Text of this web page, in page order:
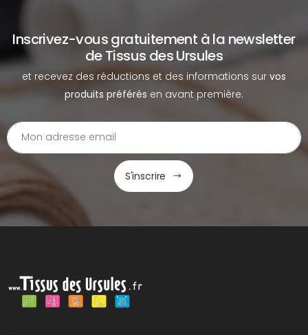
Inscrivez-vous gratuitement à la newsletter
de Tissus des Ursules
et recevez des réductions et des informations sur vos
produits préférés en avant première.
S'inscrire